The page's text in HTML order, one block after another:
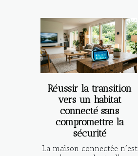
Réussir la transition
vers un habitat
connecté sans
compromettre la
sécurité
La maison connectée n’est